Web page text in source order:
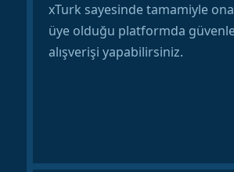
xTurk sayesinde tamamiyle
üye olduğu platformda
alışverişi yapabilirsiniz.